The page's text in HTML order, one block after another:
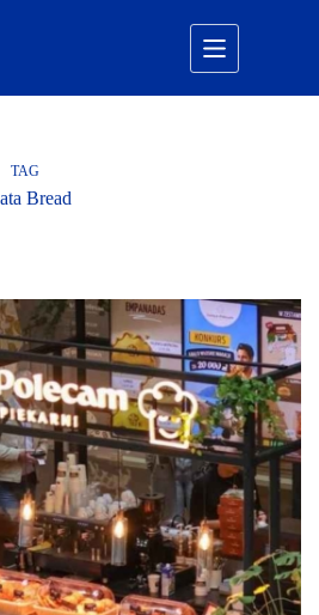
TAG
Bread